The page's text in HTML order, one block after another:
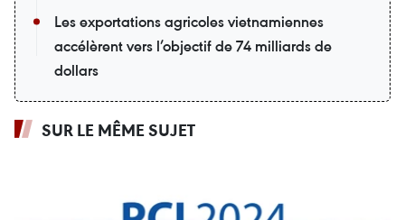
Les exportations agricoles vietnamiennes
accélèrent vers l’objectif de 74 milliards de
dollars
SUR LE MÊME SUJET